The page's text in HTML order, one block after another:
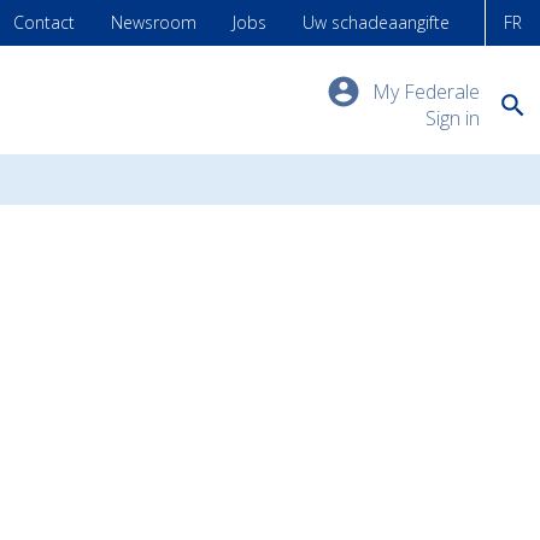
FR
My Federale
Sign in
Contact Newsroom Jobs Uw schadeaangifte